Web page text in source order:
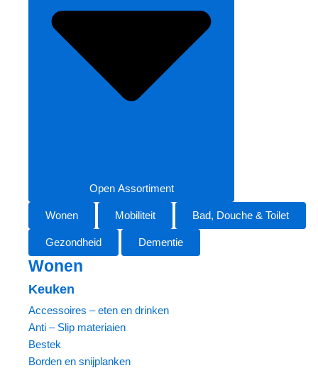
Open Assortiment
Wonen Mobiliteit Bad, Douche & Toilet
Gezondheid Dementie
Wonen
Keuken
Accessoires – eten en drinken
Anti – Slip materiaien
Bestek
Borden en snijplanken